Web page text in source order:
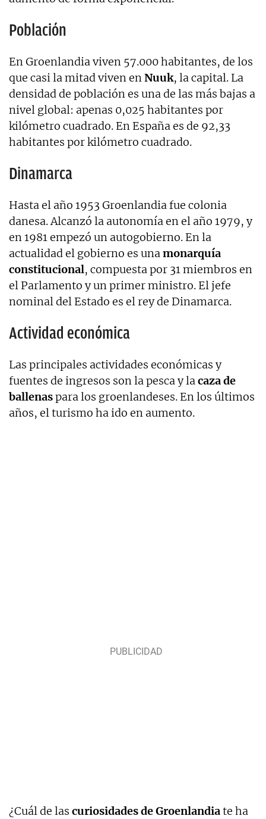
Población
En Groenlandia viven 57.000 habitantes, de los
que casi la mitad viven enNuuk, la capital. La
densidad de población es una de las más bajas a
nivel global: apenas 0,025 habitantes por
kilómetro cuadrado. En España es de 92,33
habitantes por kilómetro cuadrado.
Dinamarca
Hasta el año 1953 Groenlandia fue colonia
danesa. Alcanzó la autonomía en el año 1979, y
en 1981 empezó un autogobierno. En la
actualidad el gobierno es unamonarquía
constitucional, compuesta por 31 miembros en
el Parlamento y un primer ministro. El jefe
nominal del Estado es el rey de Dinamarca.
Actividad económica
Las principales actividades económicas y
fuentes de ingresos son la pesca y lacaza de
ballenaspara los groenlandeses. En los últimos
años, el turismo ha ido en aumento.
¿Cuál de las curiosidades de Groenlandiate ha